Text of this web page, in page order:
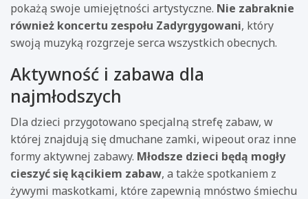
pokażą swoje umiejętności artystyczne. Nie zabraknie
również koncertu zespołu Zadyrgygowani, który
swoją muzyką rozgrzeje serca wszystkich obecnych.
Aktywność i zabawa dla
najmłodszych
Dla dzieci przygotowano specjalną strefę zabaw, w
której znajdują się dmuchane zamki, wipeout oraz inne
formy aktywnej zabawy. Młodsze dzieci będą mogły
cieszyć się kącikiem zabaw, a także spotkaniem z
żywymi maskotkami, które zapewnią mnóstwo śmiechu